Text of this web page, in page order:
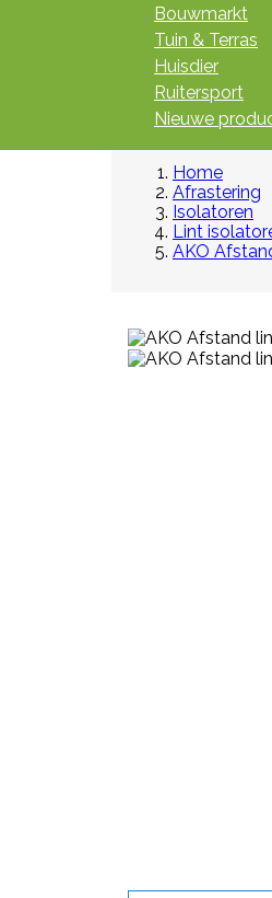
Bouwmarkt
Tuin & Terras
Huisdier
Ruitersport
Nieuwe
Home
Afrastering
Isolatoren
Lint
AKO